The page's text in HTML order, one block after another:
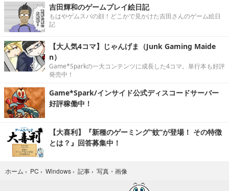
吉田輝和のゲームプレイ絵日記
もはやゲムスパの顔！どこかで見かけた吉田さんのゲーム絵日
記
【大人気4コマ】じゃんげま（Junk Gaming Maide
n）
Game*Sparkの一大コンテンツに成長した4コマ。単行本も好評
発売中！
Game*Spark/インサイド公式ディスコードサーバー
好評稼働中！
【大喜利】『新種のゲーミング“蚊”が登場！ その特徴
とは？』回答募集中！
ホーム › PC › Windows › 記事 › 写真・画像